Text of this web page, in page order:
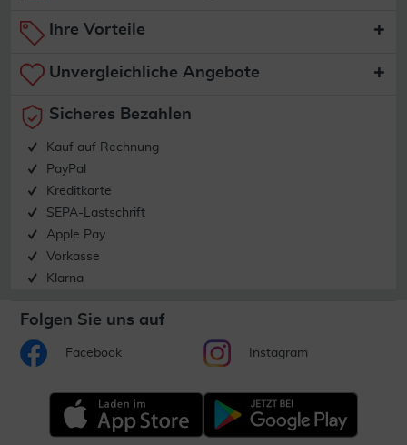
Ihre Vorteile
Unvergleichliche Angebote
Sicheres Bezahlen
Kauf auf Rechnung
PayPal
Kreditkarte
SEPA-Lastschrift
Apple Pay
Vorkasse
Klarna
Folgen Sie uns auf
Facebook Instagram